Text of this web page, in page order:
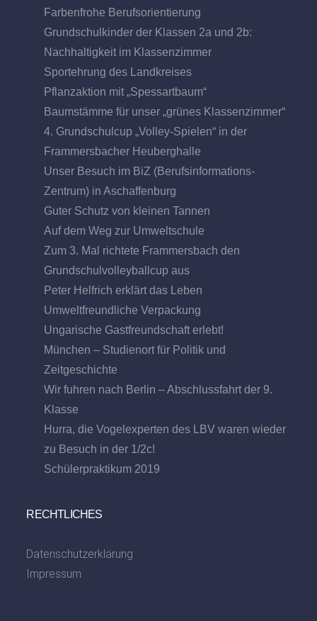
Farbenfrohe Berufsorientierung
Grundschulkinder der Klassen 2a und 2b:
Nachhaltigkeit im Klassenzimmer
Sportehrung des Landkreises
Pflanzaktion mit „Spessartbaum“
Baumstämme für unser „grünes Klassenzimmer“
4. Grundschulcup „Volley-Spielen“ in der
Frammersbacher Heuberghalle
Unser Besuch im BiZ (Berufsinformations-
Zentrum) in Aschaffenburg
Guter Schutz von kleinen Tannen
Auf dem Weg zur Umweltschule
Zum 3. Mal richtete Frammersbach den
Grundschulvolleyballcup aus
Peter Helfrich erklärt das Leben
Umweltfreundliche Verpackung
Ungarische Gastfreundschaft erlebt!
München – Studienort für Politik und
Zeitgeschichte
Wir fuhren nach Berlin – Abschlussfahrt der 9.
Klasse
Hurra, die Vogelexperten des LBV waren wieder
zu Besuch in der 1/2c!
Schülerpraktikum 2019
RECHTLICHES
Datenschutzerklärung
Impressum